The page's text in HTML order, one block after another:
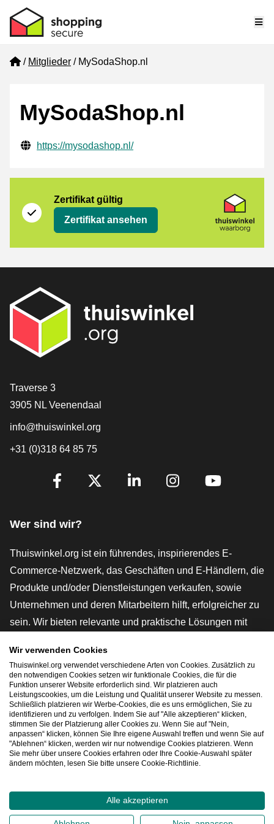
Home
Mitglieder MySodaShop.nl
MySodaShop.nl
Geprüfte Kontaktinformationen
Website URL
https://mysodashop.nl/
Zertifikat gültig
Zertifikat ansehen
[_General:Contact]
Traverse 3
3905 NL Veenendaal
info@thuiswinkel.org
+31 (0)318 64 85 75
[_General:SocialMediaTitle]
Wer sind wir?
Thuiswinkel.org ist ein führendes, inspirierendes E-
Commerce-Netzwerk, das Geschäften und E-Händlern, die
Produkte und/oder Dienstleistungen verkaufen, sowie
Unternehmen und deren Mitarbeitern hilft, erfolgreicher zu
sein. Wir bieten relevante und praktische Lösungen mit
rechtlichen Instrumenten und Beratung,
Interessenvertretung, Marktforschung und verfügen über
eine eigene Bildungsplattform, die Thuiswinkel e-
Academy.
Schnelles Navigieren
2026©Thuiswinkel.org
Wir verwenden Cookies
Thuiswinkel.org verwendet verschiedene Arten von Cookies. Zusätzlich zu
den notwendigen Cookies setzen wir funktionale Cookies, die für die
Funktion unserer Website erforderlich sind. Wir platzieren auch
Leistungscookies, um die Leistung und Qualität unserer Website zu messen.
Schließlich platzieren wir Werbe-Cookies, die es uns ermöglichen, Sie zu
identifizieren und zu verfolgen. Indem Sie auf "Alle akzeptieren“ klicken,
stimmen Sie der Platzierung aller Cookies zu. Wenn Sie auf "Nein,
anpassen“ klicken, können Sie Ihre eigene Auswahl treffen und wenn Sie auf
"Ablehnen“ klicken, werden wir nur notwendige Cookies platzieren. Wenn
Sie mehr über unsere Cookies erfahren oder Ihre Cookie-Auswahl später
ändern möchten, lesen Sie bitte unsere Cookie-Richtlinie.
Alle akzeptieren